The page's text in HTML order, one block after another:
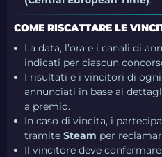
COME RISCATTARE LE
La data, l’ora e i canali di
indicati per ciascun
I risultati e i vincitori di
annunciati in base ai
a premio.
In caso di vincita, i
tramite Steam per
Il vincitore deve